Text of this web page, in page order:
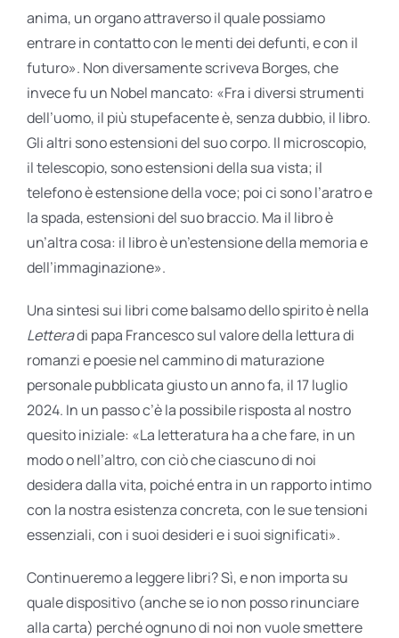
anima, un organo attraverso il quale possiamo
entrare in contatto con le menti dei defunti, e con il
futuro». Non diversamente scriveva Borges, che
invece fu un Nobel mancato: «Fra i diversi strumenti
dell’uomo, il più stupefacente è, senza dubbio, il libro.
Gli altri sono estensioni del suo corpo. Il microscopio,
il telescopio, sono estensioni della sua vista; il
telefono è estensione della voce; poi ci sono l’aratro e
la spada, estensioni del suo braccio. Ma il libro è
un’altra cosa: il libro è un’estensione della memoria e
dell’immaginazione».
Una sintesi sui libri come balsamo dello spirito è nella
Letteradi papa Francesco sul valore della lettura di
romanzi e poesie nel cammino di maturazione
personale pubblicata giusto un anno fa, il 17 luglio
2024. In un passo c’è la possibile risposta al nostro
quesito iniziale: «La letteratura ha a che fare, in un
modo o nell’altro, con ciò che ciascuno di noi
desidera dalla vita, poiché entra in un rapporto intimo
con la nostra esistenza concreta, con le sue tensioni
essenziali, con i suoi desideri e i suoi significati».
Continueremo a leggere libri? Sì, e non importa su
quale dispositivo (anche se io non posso rinunciare
alla carta) perché ognuno di noi non vuole smettere